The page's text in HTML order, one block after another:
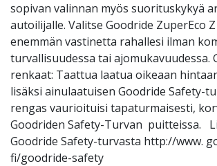
sopivan valinnan myös suorituskykyä
autoilijalle. Valitse Goodride ZuperEco
enemmän vastinetta rahallesi ilman
turvallisuudessa tai ajomukavuudessa.
renkaat: Taattua laatua oikeaan
lisäksi ainulaatuisen Goodride Safety-
rengas vaurioituisi tapaturmaisesti,
Goodriden Safety-Turvan puitteissa.
Goodride Safety-turvasta http://www.
fi/goodride-safety